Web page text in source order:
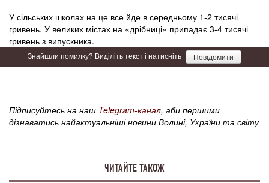
У сільських школах на це все йде в середньому 1-2 тисячі
гривень. У великих містах на «дрібниці» припадає 3-4 тисячі
гривень з випускника.
Знайшли помилку? Виділіть текст і натисніть Повідомити
Підписуйтесь на наш Telegram-канал, аби першими
дізнаватись найактуальніші новини Волині, України та світу
ЧИТАЙТЕ ТАКОЖ